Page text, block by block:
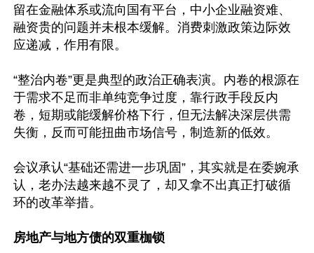
留在金融体系或流向国有平台，中小企业融资难、
融资贵的问题并未根本缓解。消费刺激政策边际效
应递减，作用有限。
“整治内卷”更是典型的政治正确表演。内卷的根源在
于需求不足而非单纯竞争过度，靠行政手段反内
卷，短期或能缓解价格下行，但无法解决深层供需
失衡，反而可能扭曲市场信号，制造新的低效。
会议承认“基础还需进一步巩固”，其实就是在委婉承
认，老办法越来越不灵了，却又拿不出真正打破循
环的改革举措。
房地产与地方债的双重枷锁